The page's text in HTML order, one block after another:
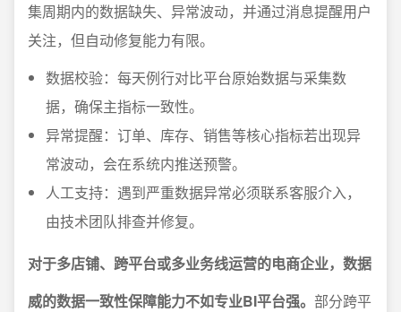
集周期内的数据缺失、异常波动，并通过消息提醒用户
关注，但自动修复能力有限。
数据校验：每天例行对比平台原始数据与采集数
据，确保主指标一致性。
异常提醒：订单、库存、销售等核心指标若出现异
常波动，会在系统内推送预警。
人工支持：遇到严重数据异常必须联系客服介入，
由技术团队排查并修复。
对于多店铺、跨平台或多业务线运营的电商企业，数据
威的数据一致性保障能力不如专业BI平台强。 部分跨平